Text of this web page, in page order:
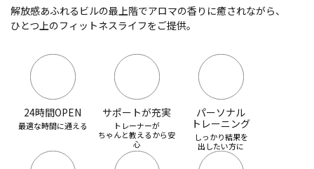
解放感あふれるビルの最上階でアロマの香りに癒されながら、
ひとつ上のフィットネスライフをご提供。
24時間OPEN
最適な時間に通える
サポートが充実
トレーナーが
ちゃんと教えるから安
心
パーソナル
トレーニング
しっかり結果を
出したい方に